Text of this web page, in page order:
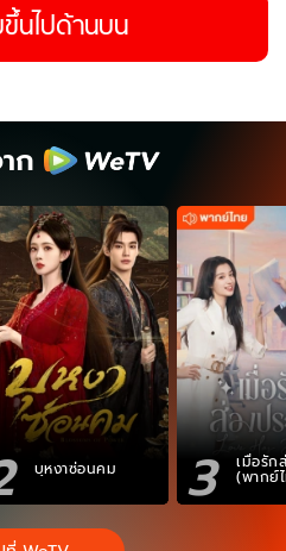
นไปด้านบน
ก
บุหงาซ่อนคม 3 เมื่อรัก
(พากย์